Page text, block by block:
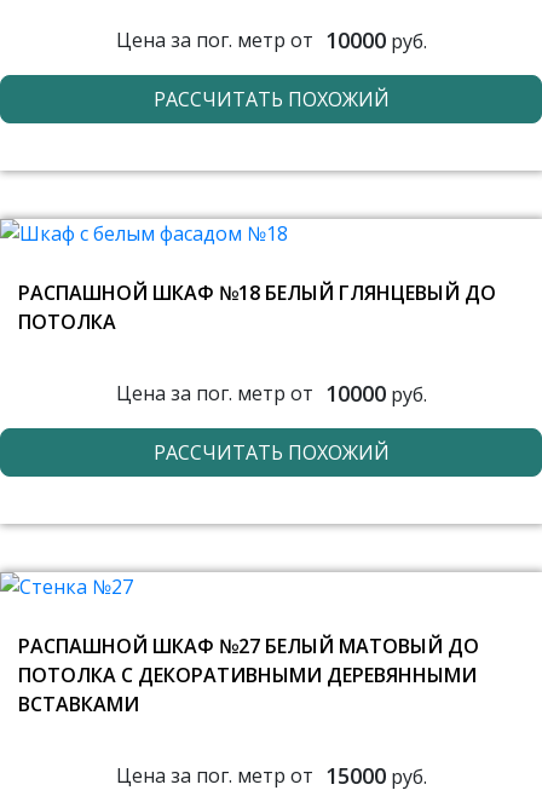
Цена за пог. метр от 10000руб.
РАССЧИТАТЬ ПОХОЖИЙ
РАСПАШНОЙ ШКАФ №18 БЕЛЫЙ ГЛЯНЦЕВЫЙ ДО
ПОТОЛКА
Цена за пог. метр от 10000руб.
РАССЧИТАТЬ ПОХОЖИЙ
РАСПАШНОЙ ШКАФ №27 БЕЛЫЙ МАТОВЫЙ ДО
ПОТОЛКА С ДЕКОРАТИВНЫМИ ДЕРЕВЯННЫМИ
ВСТАВКАМИ
Цена за пог. метр от 15000руб.